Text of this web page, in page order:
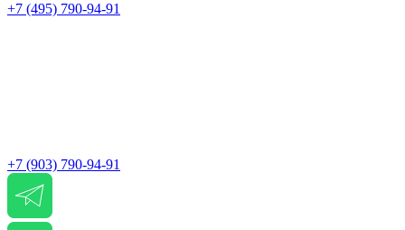
+7 (495) 790-94-91
+7 (903) 790-94-91